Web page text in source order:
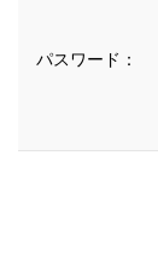
パスワード：